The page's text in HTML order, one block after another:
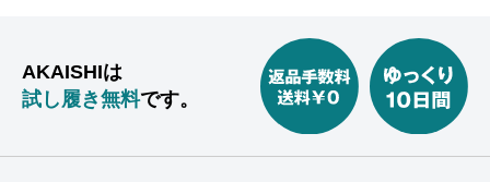
AKAISHIは
試し履き無料です。